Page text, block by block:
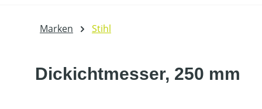
Marken Stihl
Dickichtmesser, 250 mm